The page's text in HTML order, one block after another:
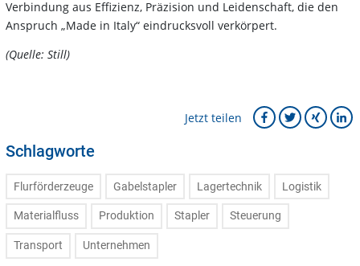
Verbindung aus Effizienz, Präzision und Leidenschaft, die den
Anspruch „Made in Italy“ eindrucksvoll verkörpert.
(Quelle: Still)
Jetzt teilen
Schlagworte
Flurförderzeuge Gabelstapler Lagertechnik Logistik
Materialfluss Produktion Stapler Steuerung
Transport Unternehmen